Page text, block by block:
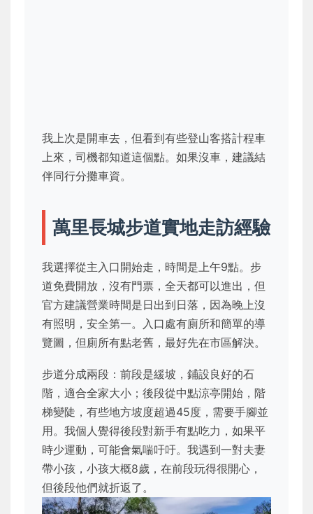
我上次是開車去，但看到有些登山客搭計程車
上來，司機都知道這個點。如果沒車，建議結
伴同行分攤車資。
萬里長城步道實地走訪經驗
我選擇從主入口開始走，時間是上午9點。步
道免費開放，沒有門票，全天都可以進出，但
官方建議營業時間是日出到日落，因為晚上沒
有照明，安全第一。入口處有廁所和簡單的導
覽圖，但廁所有點老舊，最好先在市區解決。
步道分成兩段：前段是緩坡，鋪設良好的石
階，適合全家大小；後段從中點涼亭開始，階
梯變陡，有些地方坡度超過45度，需要手腳並
用。我個人覺得後段對新手有點吃力，如果平
時少運動，可能會氣喘吁吁。我遇到一對夫妻
帶小孩，小孩大概8歲，在前段玩得很開心，
但後段他們就折返了。